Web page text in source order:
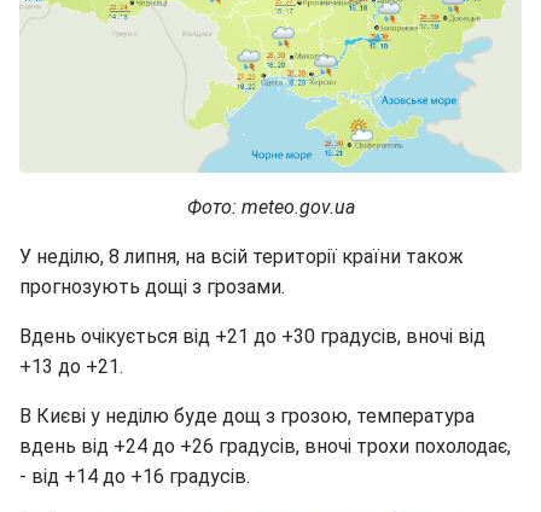
Фото: meteo.gov.ua
У неділю, 8 липня, на всій території країни також
прогнозують дощі з грозами.
Вдень очікується від +21 до +30 градусів, вночі від
+13 до +21.
В Києві у неділю буде дощ з грозою, температура
вдень від +24 до +26 градусів, вночі трохи похолодає,
- від +14 до +16 градусів.